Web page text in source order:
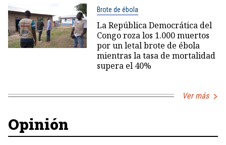
Brote de ébola
La República Democrática del
Congo roza los 1.000 muertos
por un letal brote de ébola
mientras la tasa de mortalidad
supera el 40%
Ver más
Opinión